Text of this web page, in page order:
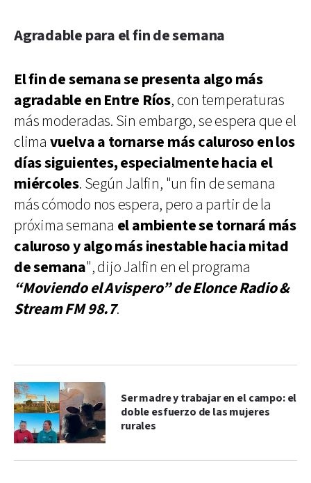
Agradable para el fin de semana
El fin de semana se presenta algo más
agradable en Entre Ríos, con temperaturas
más moderadas. Sin embargo, se espera que el
clima vuelva a tornarse más caluroso en los
días siguientes, especialmente hacia el
miércoles. Según Jalfin, "un fin de semana
más cómodo nos espera, pero a partir de la
próxima semana el ambiente se tornará más
caluroso y algo más inestable hacia mitad
de semana", dijo Jalfin en el programa
“Moviendo el Avispero” de Elonce Radio &
Stream FM 98.7.
Ser madre y trabajar en el campo: el
doble esfuerzo de las mujeres
rurales